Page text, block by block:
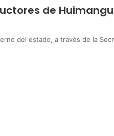
de
del estado, a través de la